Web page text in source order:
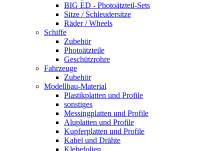
BIG ED - Photoätzteil-Sets
Sitze / Schleudersitze
Räder / Wheels
Schiffe
Zubehör
Photoätzteile
Geschützrohre
Fahrzeuge
Zubehör
Modellbau-Material
Plastikplatten und Profile
sonstiges
Messingplatten und Profile
Aluplatten und Profile
Kupferplatten und Profile
Kabel und Drähte
Klebefolien